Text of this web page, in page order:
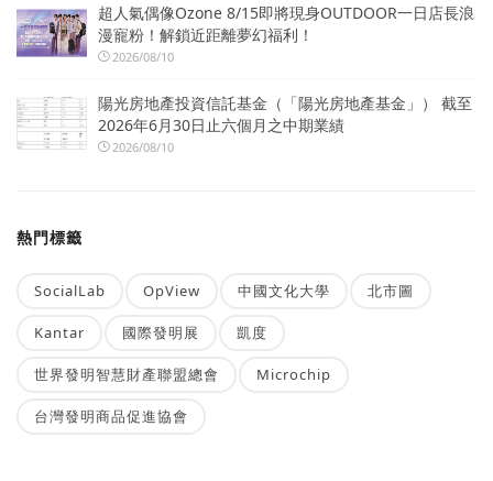
超人氣偶像Ozone 8/15即將現身OUTDOOR一日店長浪
漫寵粉！解鎖近距離夢幻福利！
2026/08/10
陽光房地產投資信託基金（「陽光房地產基金」） 截至
2026年6月30日止六個月之中期業績
2026/08/10
熱門標籤
SocialLab OpView 中國文化大學 北市圖
Kantar 國際發明展 凱度
世界發明智慧財產聯盟總會 Microchip
台灣發明商品促進協會